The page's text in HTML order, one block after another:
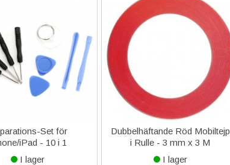
Set för
iPad - 10 i 1
I lager
Dubbelhäftande Röd Mobiltejp
i Rulle - 3 mm x 3 M
I lager